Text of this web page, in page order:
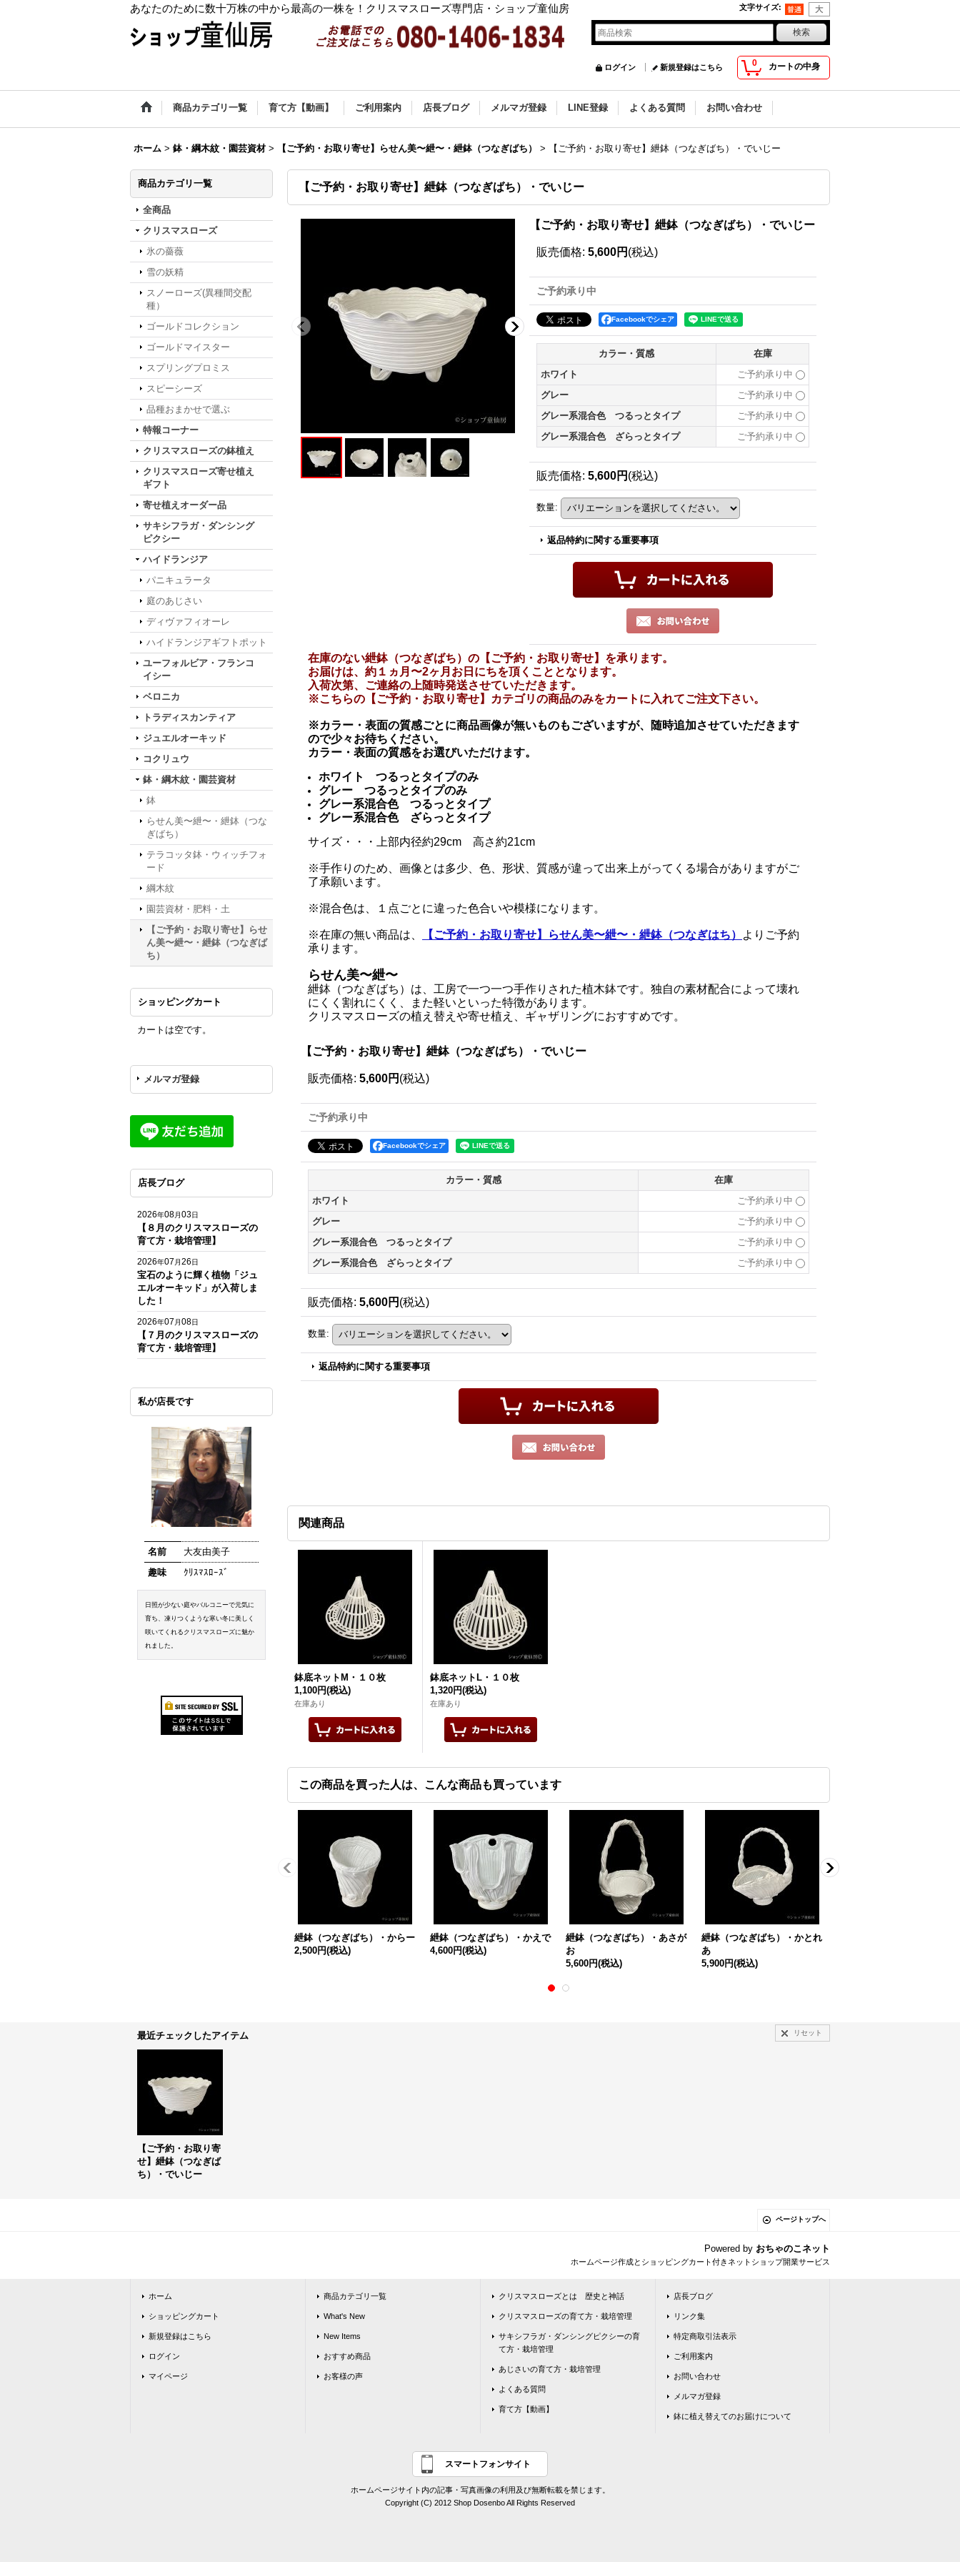
あなたのために数十万株の中から最高の一株を！クリスマスローズ専門店・ショップ童仙房 文字サイズ:
0 カートの中身
ログイン 新規登録はこちら
商品カテゴリ一覧 育て方【動画】 ご利用案内 店長ブログ メルマガ登録 LINE登録 よくある質問 お問い合わせ
ホーム > 鉢・綱木紋・園芸資材 > 【ご予約・お取り寄せ】らせん美〜紲〜・紲鉢（つなぎばち） > 【ご予約・お取り寄せ】紲鉢（つなぎばち）・でいじー
商品カテゴリ一覧
全商品
クリスマスローズ
氷の薔薇
雪の妖精
スノーローズ(異種間交配
種）
ゴールドコレクション
ゴールドマイスター
スプリングプロミス
スピーシーズ
品種おまかせで選ぶ
特報コーナー
クリスマスローズの鉢植え
クリスマスローズ寄せ植え
ギフト
寄せ植えオーダー品
サキシフラガ・ダンシング
ピクシー
ハイドランジア
パニキュラータ
庭のあじさい
ディヴァフィオーレ
ハイドランジアギフトポット
ユーフォルビア・フランコ
イシー
ベロニカ
トラディスカンティア
ジュエルオーキッド
コクリュウ
鉢・綱木紋・園芸資材
鉢
らせん美〜紲〜・紲鉢（つな
ぎばち）
テラコッタ鉢・ウィッチフォ
ード
綱木紋
園芸資材・肥料・土
【ご予約・お取り寄せ】らせ
ん美〜紲〜・紲鉢（つなぎば
ち）
ショッピングカート
カートは空です。
メルマガ登録
店長ブログ
2026年08月03日
【８月のクリスマスローズの
育て方・栽培管理】
2026年07 月26日
宝石のように輝く植物「ジュ
エルオーキッド」が入荷しま
した！
2026年07 月08日
【７月のクリスマスローズの
育て方・栽培管理】
私が店長です
名前
大友由美子
趣味
ｸﾘｽﾏｽﾛｰｽﾞ
日照が少ない庭やバルコニーで元気に
育ち、凍りつくような寒い冬に美しく
咲いてくれるクリスマスローズに魅か
れました。
【ご予約・お取り寄せ】紲鉢（つなぎばち）・でいじー
【ご予約・お取り寄せ】紲鉢（つなぎばち）・でいじー
販売価格: 5,600円 (税込)
ご予約承り中
Facebookでシェア
カラー・質感
在庫
ホワイト
ご予約承り中
グレー
ご予約承り中
グレー系混合色 つるっとタイプ
ご予約承り中
グレー系混合色 ざらっとタイプ
ご予約承り中
販売価格: 5,600円 (税込)
数量:
返品特約に関する重要事項
在庫のない紲鉢（つなぎばち）の【ご予約・お取り寄せ】を承ります。
お届けは、約１ヵ月〜2ヶ月お日にちを頂くこととなります。
入荷次第、ご連絡の上随時発送させていただきます。
※こちらの【ご予約・お取り寄せ】カテゴリの商品のみをカートに入れてご注文下さい。
※カラー・表面の質感ごとに商品画像が無いものもございますが、随時追加させていただきます
ので少々お待ちください。
カラー・表面の質感をお選びいただけます。
ホワイト つるっとタイプのみ
グレー つるっとタイプのみ
グレー系混合色 つるっとタイプ
グレー系混合色 ざらっとタイプ
サイズ・・・上部内径約29cm 高さ約21cm
※手作りのため、画像とは多少、色、形状、質感が違って出来上がってくる場合がありますがご
了承願います。
※混合色は、１点ごとに違った色合いや模様になります。
※在庫の無い商品は、 【ご予約・お取り寄せ】らせん美〜紲〜・紲鉢（つなぎはち）
よりご予約
承ります。
らせん美〜紲〜
紲鉢（つなぎばち）は、工房で一つ一つ手作りされた植木鉢です。独自の素材配合によって壊れ
にくく割れにくく、また軽いといった特徴があります。
クリスマスローズの植え替えや寄せ植え、ギャザリングにおすすめです。
【ご予約・お取り寄せ】紲鉢（つなぎばち）・でいじー
販売価格: 5,600円 (税込)
ご予約承り中
Facebookでシェア
カラー・質感
在庫
ホワイト
ご予約承り中
グレー
ご予約承り中
グレー系混合色 つるっとタイプ
ご予約承り中
グレー系混合色 ざらっとタイプ
ご予約承り中
販売価格: 5,600円 (税込)
数量:
返品特約に関する重要事項
関連商品
鉢底ネットM・１０枚
1,100円(税込)
在庫あり
鉢底ネットL・１０枚
1,320円(税込)
在庫あり
この商品を買った人は、こんな商品も買っています
紲鉢（つなぎばち）・からー
2,500円(税込)
紲鉢（つなぎばち）・かえで
4,600円(税込)
紲鉢（つなぎばち）・あさが
お
5,600円(税込)
紲鉢（つなぎばち）・かとれ
あ
5,900円(税込)
最近チェックしたアイテム リセット
【ご予約・お取り寄
せ】紲鉢（つなぎば
ち）・でいじー
ページトップへ
Powered by おちゃのこネット
ホームページ作成とショッピングカート付きネットショップ開業サービス
ホーム
ショッピングカート
新規登録はこちら
ログイン
マイページ
商品カテゴリ一覧
What's New
New Items
おすすめ商品
お客様の声
クリスマスローズとは 歴史と神話
クリスマスローズの育て方・栽培管理
サキシフラガ・ダンシングピクシーの育
て方・栽培管理
あじさいの育て方・栽培管理
よくある質問
育て方【動画】
店長ブログ
リンク集
特定商取引法表示
ご利用案内
お問い合わせ
メルマガ登録
鉢に植え替えてのお届けについて
スマートフォンサイト
ホームページサイト内の記事・写真画像の利用及び無断転載を禁じます。
Copyright (C) 2012 Shop Dosenbo All Rights Reserved